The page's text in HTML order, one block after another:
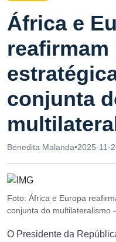
África e
reafirmam
conjunta
Benedita Malanda•2025-11-
Foto: África e Europa
conjunta do multilateralismo
O Presidente da